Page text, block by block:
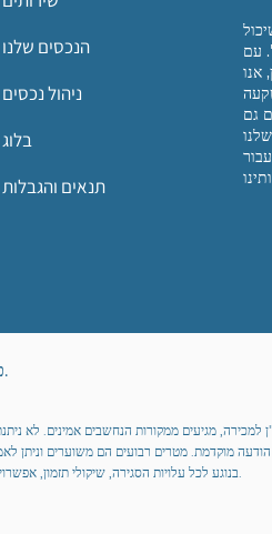
הנכסים שלנו
ניהול נכסים
בלוג
תנאים והגבלות
עם
אנו
גם
זכויות יוצרים © MOJO Concierge Properies, 2017. כל הזכויות שמורות.
למכירה, מגיעים ממקורות הנחשבים אמינים. לא
הודעה מוקדמת. מטרים רבועים הם משוערים
בנוגע לכל עלויות הסגירה, שיקולי תזמון, אפשרויות מימון, הוראות ברירת מחדל, השלכות תכנון, זכויות שימוש בנכס, שיקולי שיפוץ ומיסי העברה מתאימים.